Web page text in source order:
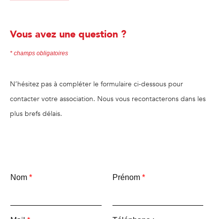
Vous avez une question ?​
* champs obligatoires
N’hésitez pas à compléter le formulaire ci-dessous pour
contacter votre association. Nous vous recontacterons dans les
plus brefs délais.
Nom * Prénom *